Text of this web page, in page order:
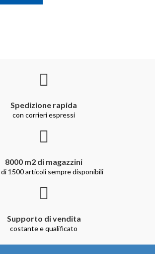
Spedizione rapida
con corrieri espressi
8000 m2 di magazzini
1500 articoli sempre disponibili
Supporto di vendita
costante e qualificato